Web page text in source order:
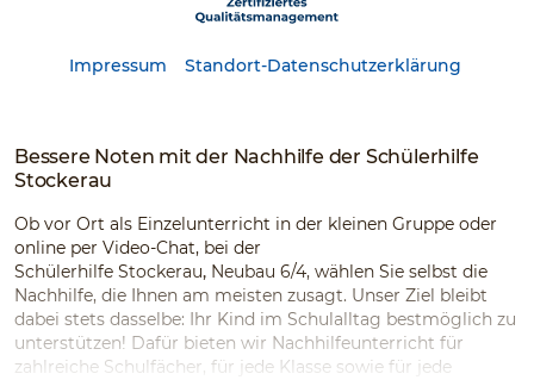
Impressum Standort-Datenschutzerklärung
Bessere Noten mit der Nachhilfe der Schülerhilfe
Stockerau
Ob vor Ort als Einzelunterricht in der kleinen Gruppe oder
online per Video-Chat, bei der
Schülerhilfe Stockerau, Neubau 6/4, wählen Sie selbst die
Nachhilfe, die Ihnen am meisten zusagt. Unser Ziel bleibt
dabei stets dasselbe: Ihr Kind im Schulalltag bestmöglich zu
unterstützen! Dafür bieten wir Nachhilfeunterricht für
zahlreiche Schulfächer, für jede Klasse sowie für jede